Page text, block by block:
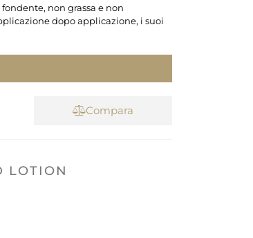
non grassa e non
dopo applicazione, i suoi
Compara
LOTION